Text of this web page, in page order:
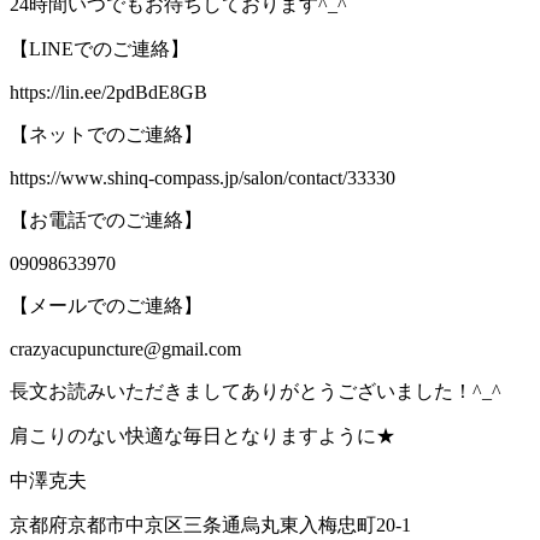
【LINEでのご連絡】
https://lin.ee/2pdBdE8GB
【ネットでのご連絡】
https://www.shinq-compass.jp/salon/contact/33330
【お電話でのご連絡】
09098633970
【メールでのご連絡】
crazyacupuncture@gmail.com
長文お読みいただきましてありがとうございました！ ^_^
肩こりのない快適な毎日となりますように★
中澤克夫
京都府京都市中京区三条通烏丸東入梅忠町20-1